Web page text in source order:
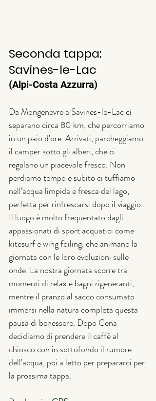
Seconda tappa:
Savines-le-Lac
(Alpi-Costa Azzurra)
Da Mongenevre a Savines-le-Lac ci
separano circa 80 km, che percorriamo
in un paio d’ore. Arrivati, parcheggiamo
il camper sotto gli alberi, che ci
regalano un piacevole fresco. Non
perdiamo tempo e subito ci tuffiamo
nell’acqua limpida e fresca del lago,
perfetta per rinfrescarsi dopo il viaggio.
Il luogo è molto frequentato dagli
appassionati di sport acquatici come
kitesurf e wing foiling, che animano la
giornata con le loro evoluzioni sulle
onde. La nostra giornata scorre tra
momenti di relax e bagni rigeneranti,
mentre il pranzo al sacco consumato
immersi nella natura completa questa
pausa di benessere. Dopo Cena
decidiamo di prendere il caffè al
chiosco con in sottofondo il rumore
dell'acqua, poi a letto per prepararci per
la prossima tappa.